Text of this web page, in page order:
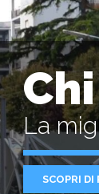
La
SCOPRI DI